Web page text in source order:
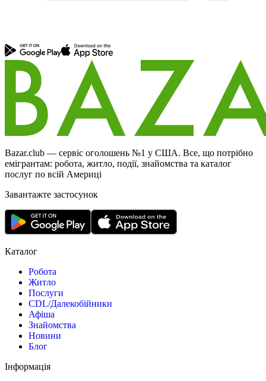
Bazar.club — сервіс оголошень №1 у США. Все, що потрібно
емігрантам: робота, житло, події, знайомства та каталог
послуг по всій Америці
Завантажте застосунок
Каталог
Робота
Житло
Послуги
CDL/Далекобійники
Афіша
Знайомства
Новини
Блог
Інформація